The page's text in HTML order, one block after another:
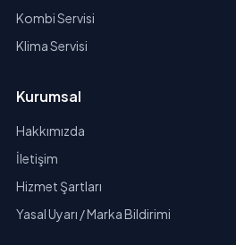
Kombi Servisi
Klima Servisi
Kurumsal
Hakkımızda
İletişim
Hizmet Şartları
Yasal Uyarı / Marka Bildirimi